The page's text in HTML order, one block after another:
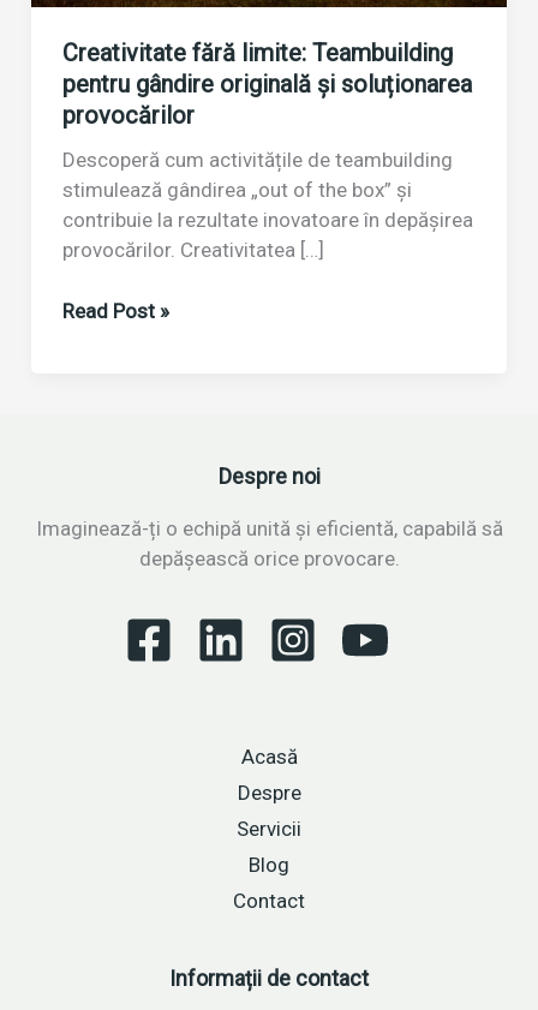
Creativitate fără limite: Teambuilding
pentru gândire originală și soluționarea
provocărilor
Descoperă cum activitățile de teambuilding
stimulează gândirea „out of the box” și
contribuie la rezultate inovatoare în depășirea
provocărilor. Creativitatea […]
Creativitate
și
soluționarea
Read Post »
Despre noi
Imaginează-ți o echipă unită și eficientă, capabilă să
depășească orice provocare.
Acasă
Despre
Servicii
Blog
Contact
Informații de contact